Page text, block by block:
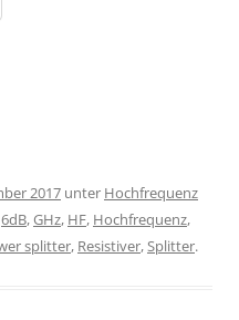
2017 unter Hochfrequenz
6dB,GHz, HF, Hochfrequenz,
splitter, Resistiver,Splitter.